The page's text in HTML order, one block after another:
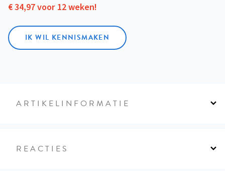
€ 34,97 voor 12 weken!
IK WIL KENNISMAKEN
ARTIKELINFORMATIE
REACTIES